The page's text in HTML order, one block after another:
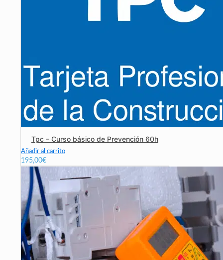
Tpc – Curso básico de Prevención 60h
Añadir al carrito
195,00€